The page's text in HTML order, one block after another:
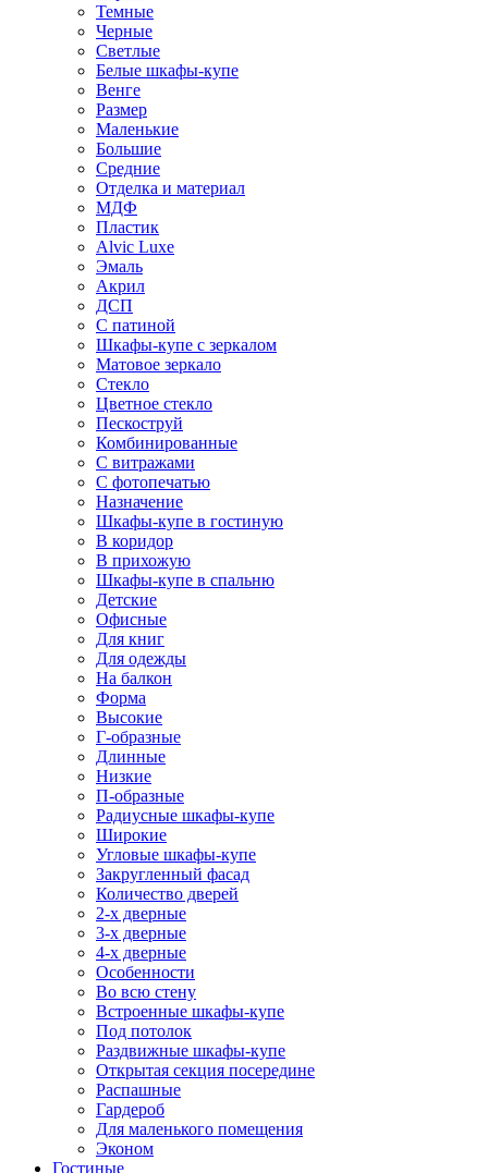
Темные
Черные
Светлые
Белые шкафы-купе
Венге
Размер
Маленькие
Большие
Средние
Отделка и материал
МДФ
Пластик
Alvic Luxe
Эмаль
Акрил
ДСП
С патиной
Шкафы-купе с зеркалом
Матовое зеркало
Стекло
Цветное стекло
Пескоструй
Комбинированные
С витражами
С фотопечатью
Назначение
Шкафы-купе в гостиную
В коридор
В прихожую
Шкафы-купе в спальню
Детские
Офисные
Для книг
Для одежды
На балкон
Форма
Высокие
Г-образные
Длинные
Низкие
П-образные
Радиусные шкафы-купе
Широкие
Угловые шкафы-купе
Закругленный фасад
Количество дверей
2-х дверные
3-х дверные
4-х дверные
Особенности
Во всю стену
Встроенные шкафы-купе
Под потолок
Раздвижные шкафы-купе
Открытая секция посередине
Распашные
Гардероб
Для маленького помещения
Эконом
Гостиные